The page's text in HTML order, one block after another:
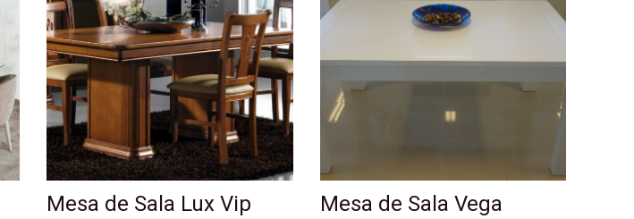
Mesa de Sala Lux Vip
Mesa de Sala Vega